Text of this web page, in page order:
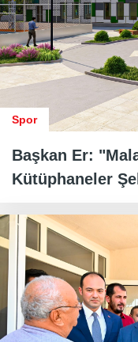
Spor
Başkan Er:
Kütüphaneler